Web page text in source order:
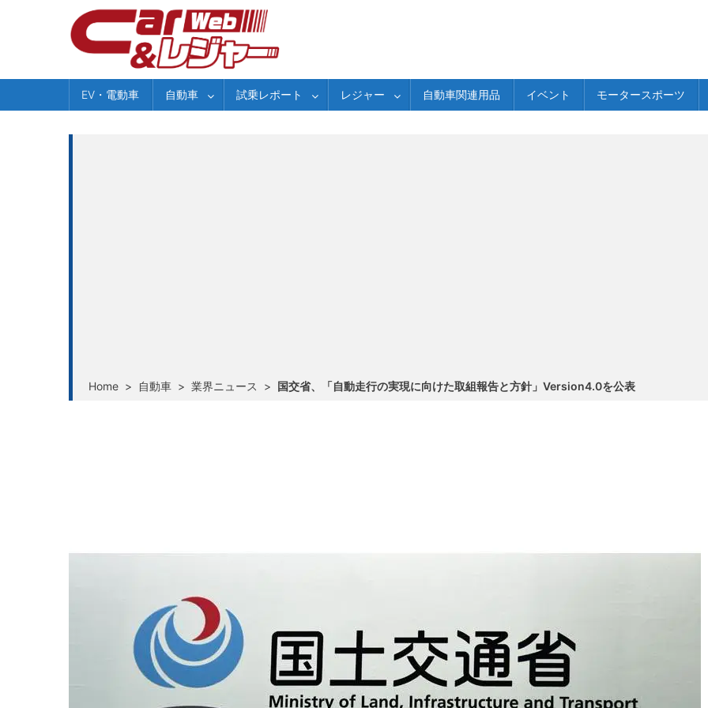
EV・電動車 自動車 試乗レポート レジャー 自動車関連用品 イベント モータースポーツ
Home > 自動車 > 業界ニュース > 国交省、「自動走行の実現に向けた取組報告と方針」Version4.0を公表